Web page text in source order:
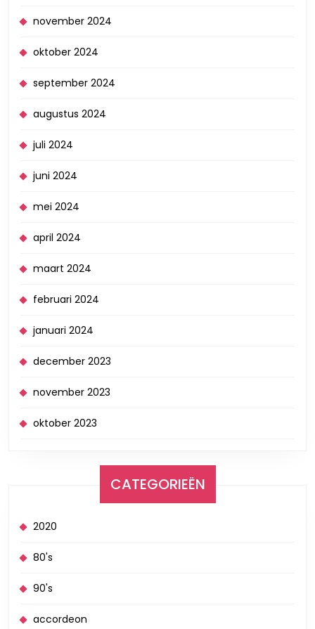
november 2024
oktober 2024
september 2024
augustus 2024
juli 2024
juni 2024
mei 2024
april 2024
maart 2024
februari 2024
januari 2024
december 2023
november 2023
oktober 2023
CATEGORIEËN
2020
80's
90's
accordeon